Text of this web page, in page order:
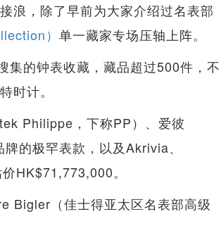
浪，除了早前为大家介绍过名表部
） 单一藏家专场压轴上阵。
的钟表收藏，藏品超过500件，不
时计。
Philippe，下称PP）、爱彼
的极罕表款，以及Akrivia、
HK$71,773,000。
Bigler（佳士得亚太区名表部高级